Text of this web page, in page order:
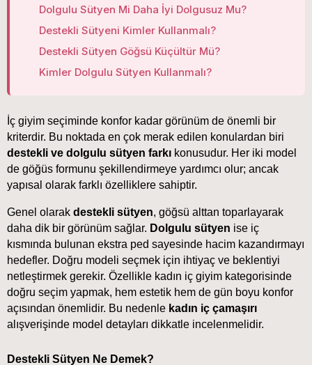
Dolgulu Sütyen Mi Daha İyi Dolgusuz Mu?
Destekli Sütyeni Kimler Kullanmalı?
Destekli Sütyen Göğsü Küçültür Mü?
Kimler Dolgulu Sütyen Kullanmalı?
İç giyim seçiminde konfor kadar görünüm de önemli bir
destekli ve dolgulu sütyen farkı konusudur. Her iki model
de göğüs formunu şekillendirmeye yardımcı olur; ancak
yapısal olarak farklı özelliklere sahiptir.
Genel olarak destekli sütyen, göğsü alttan toparlayarak
daha dik bir görünüm sağlar. Dolgulu sütyen ise iç
kısmında bulunan ekstra ped sayesinde hacim kazandırmayı
hedefler. Doğru modeli seçmek için ihtiyaç ve beklentiyi
netleştirmek gerekir. Özellikle kadın iç giyim kategorisinde
doğru seçim yapmak, hem estetik hem de gün boyu konfor
açısından önemlidir. Bu nedenle kadın iç çamaşırı
alışverişinde model detayları dikkatle incelenmelidir.
Destekli Sütyen Ne Demek?